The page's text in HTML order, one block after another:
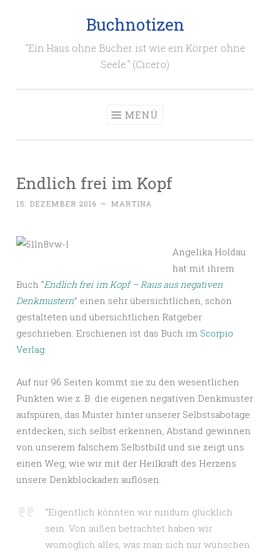
Buchnotizen
"Ein Haus ohne Bücher ist wie ein Körper ohne
Seele." (Cicero)
MENÜ
Endlich frei im Kopf
15. DEZEMBER 2016 ~ MARTINA
Angelika Holdau
hat mit ihrem
Buch “Endlich frei im Kopf – Raus aus negativen
Denkmustern” einen sehr übersichtlichen, schön
gestalteten und übersichtlichen Ratgeber
geschrieben. Erschienen ist das Buch im Scorpio
Verlag.
Auf nur 96 Seiten kommt sie zu den wesentlichen
Punkten wie z. B. die eigenen negativen Denkmuster
aufspüren, das Muster hinter unserer Selbstsabotage
entdecken, sich selbst erkennen, Abstand gewinnen
von unserem falschem Selbstbild und sie zeigt uns
einen Weg, wie wir mit der Heilkraft des Herzens
unsere Denkblockaden auflösen.
“Eigentlich könnten wir rundum glücklich
sein. Von außen betrachtet haben wir
womöglich alles, was man sich nur wünschen